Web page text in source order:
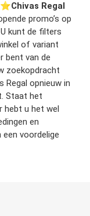
⭐️Chivas Regal
promo’s op
kunt de filters
of variant
bent van de
zoekopdracht
Regal opnieuw in
Staat het
u het wel
en
voordelige